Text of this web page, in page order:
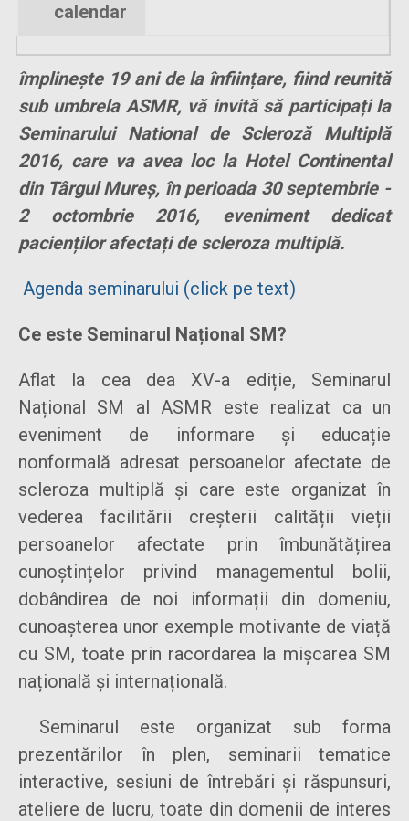
calendar
împlinește 19 ani de la înființare, fiind reunită
sub umbrela ASMR, vă invită să participați la
Seminarului National de Scleroză Multiplă
2016, care va avea loc la Hotel Continental
din Târgul Mureș, în perioada 30 septembrie -
2 octombrie 2016, eveniment dedicat
pacienților afectați de scleroza multiplă.
Agenda seminarului (click pe text)
Ce este Seminarul Național SM?
Aflat la cea dea XV-a ediție, Seminarul
Național SM al ASMR este realizat ca un
eveniment de informare și educație
nonformală adresat persoanelor afectate de
scleroza multiplă și care este organizat în
vederea facilitării creșterii calității vieții
persoanelor afectate prin îmbunătățirea
cunoștințelor privind managementul bolii,
dobândirea de noi informații din domeniu,
cunoașterea unor exemple motivante de viață
cu SM, toate prin racordarea la mișcarea SM
națională și internațională.
Seminarul este organizat sub forma
prezentărilor în plen, seminarii tematice
interactive, sesiuni de întrebări și răspunsuri,
ateliere de lucru, toate din domenii de interes